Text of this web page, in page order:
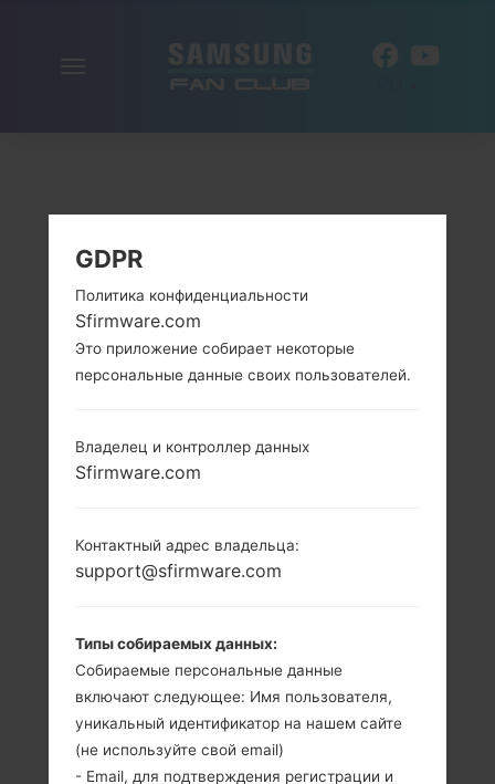
GDPR
Политика конфиденциальности
Sfirmware.com
Это приложение собирает некоторые
персональные данные своих пользователей.
Владелец и контроллер данных
Sfirmware.com
Контактный адрес владельца:
support@sfirmware.com
Типы собираемых данных:
Собираемые персональные данные
включают следующее: Имя пользователя,
уникальный идентификатор на нашем сайте
(не используйте свой email)
- Email, для подтверждения регистрации и